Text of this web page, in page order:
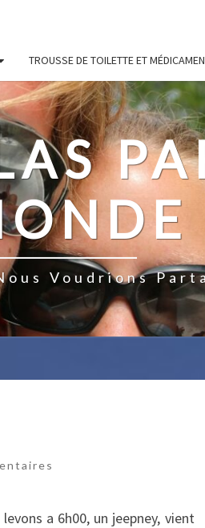
TROUSSE DE TOILETTE ET
Voudrions
a 6h00, un jeepney, vient